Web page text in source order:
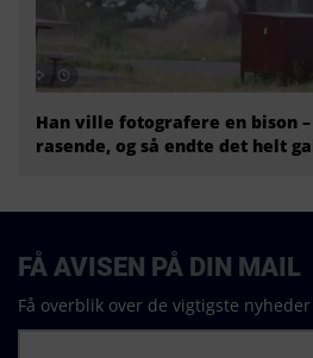
Han ville fotografere en bison
rasende, og så endte det helt
FÅ AVISEN PÅ DIN MAIL
Få overblik over de vigtigste